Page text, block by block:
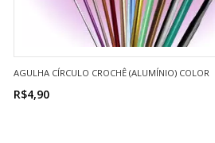
AGULHA CÍRCULO CROCHÊ (ALUMÍNIO) COLOR
R$4,90